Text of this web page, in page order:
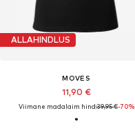
ALLAHINDLUS
MOVES
11,90 €
Viimane madalaim hind:39,95 €-70%